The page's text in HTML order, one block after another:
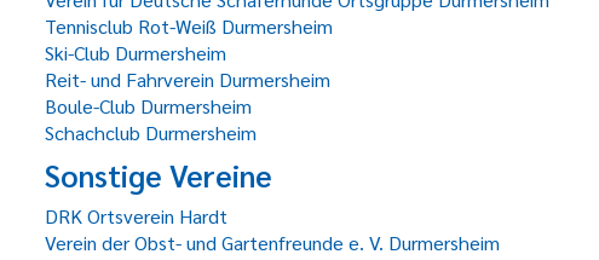
Tennisclub Rot-Weiß Durmersheim
Ski-Club Durmersheim
Reit- und Fahrverein Durmersheim
Boule-Club Durmersheim
Schachclub Durmersheim
Sonstige Vereine
DRK Ortsverein Hardt
Verein der Obst- und Gartenfreunde e. V. Durmersheim